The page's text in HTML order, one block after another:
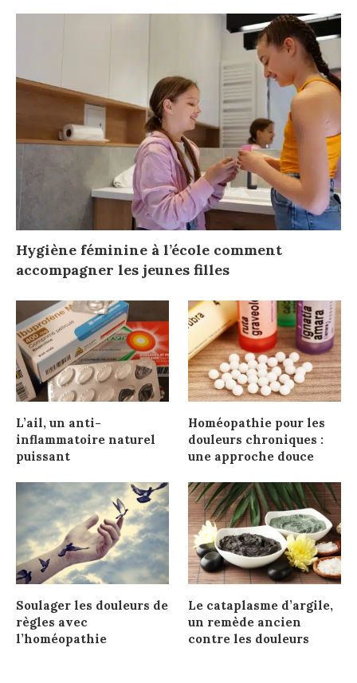
Hygiène féminine à l’école comment
accompagner les jeunes filles
L’ail, un anti-
inflammatoire naturel
puissant
Homéopathie pour les
douleurs chroniques :
une approche douce
Soulager les douleurs de
règles avec
l’homéopathie
Le cataplasme d’argile,
un remède ancien
contre les douleurs